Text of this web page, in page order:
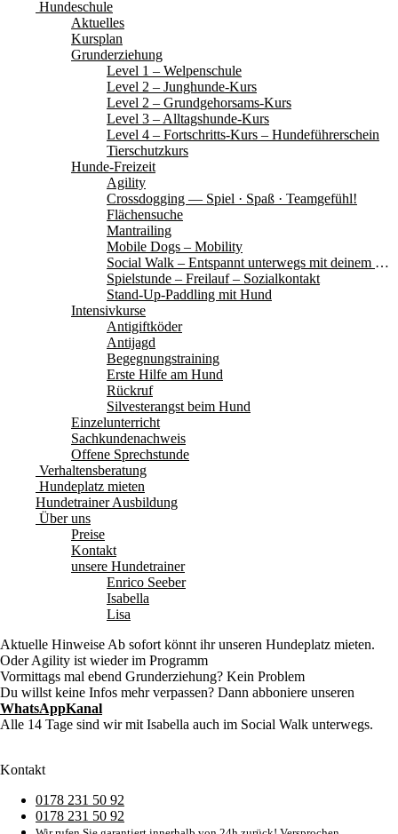
Hundeschule
Aktuelles
Kursplan
Grunderziehung
Level 1 – Welpenschule
Level 2 – Junghunde-Kurs
Level 2 – Grundgehorsams-Kurs
Level 3 – Alltagshunde-Kurs
Level 4 – Fortschritts-Kurs – Hundeführerschein
Tierschutzkurs
Hunde-Freizeit
Agility
Crossdogging — Spiel · Spaß · Teamgefühl!
Flächensuche
Mantrailing
Mobile Dogs – Mobility
Social Walk – Entspannt unterwegs mit deinem Hund
Spielstunde – Freilauf – Sozialkontakt
Stand-Up-Paddling mit Hund
Intensivkurse
Antigiftköder
Antijagd
Begegnungstraining
Erste Hilfe am Hund
Rückruf
Silvesterangst beim Hund
Einzelunterricht
Sachkundenachweis
Offene Sprechstunde
Verhaltensberatung
Hundeplatz mieten
Hundetrainer Ausbildung
Über uns
Preise
Kontakt
unsere Hundetrainer
Enrico Seeber
Isabella
Lisa
Aktuelle Hinweise Ab sofort könnt ihr unseren Hundeplatz mieten.
Oder Agility ist wieder im Programm
Vormittags mal ebend Grunderziehung? Kein Problem
Du willst keine Infos mehr verpassen? Dann abboniere unseren
WhatsAppKanal
Alle 14 Tage sind wir mit Isabella auch im Social Walk unterwegs.
Kontakt
0178 231 50 92
0178 231 50 92